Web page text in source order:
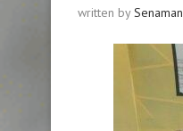
written bySenaman